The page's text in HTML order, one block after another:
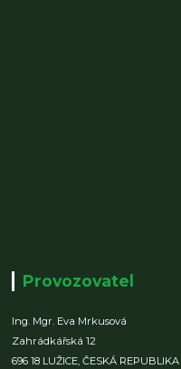
Provozovatel
Ing. Mgr. Eva Mrkusová
Zahrádkářská 12
696 18 LUŽICE,ČESKÁ REPUBLIKA